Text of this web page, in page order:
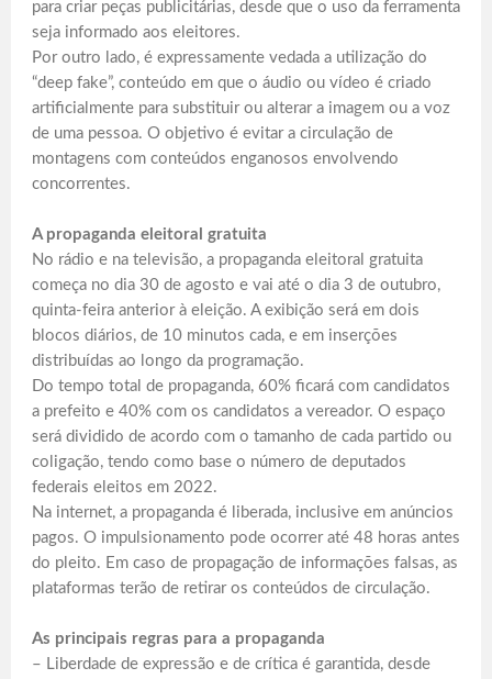
para criar peças publicitárias, desde que o uso da ferramenta
seja informado aos eleitores.
Por outro lado, é expressamente vedada a utilização do
“deep fake”, conteúdo em que o áudio ou vídeo é criado
artificialmente para substituir ou alterar a imagem ou a voz
de uma pessoa. O objetivo é evitar a circulação de
montagens com conteúdos enganosos envolvendo
concorrentes.
A propaganda eleitoral gratuita
No rádio e na televisão, a propaganda eleitoral gratuita
começa no dia 30 de agosto e vai até o dia 3 de outubro,
quinta-feira anterior à eleição. A exibição será em dois
blocos diários, de 10 minutos cada, e em inserções
distribuídas ao longo da programação.
Do tempo total de propaganda, 60% ficará com candidatos
a prefeito e 40% com os candidatos a vereador. O espaço
será dividido de acordo com o tamanho de cada partido ou
coligação, tendo como base o número de deputados
federais eleitos em 2022.
Na internet, a propaganda é liberada, inclusive em anúncios
pagos. O impulsionamento pode ocorrer até 48 horas antes
do pleito. Em caso de propagação de informações falsas, as
plataformas terão de retirar os conteúdos de circulação.
As principais regras para a propaganda
– Liberdade de expressão e de crítica é garantida, desde